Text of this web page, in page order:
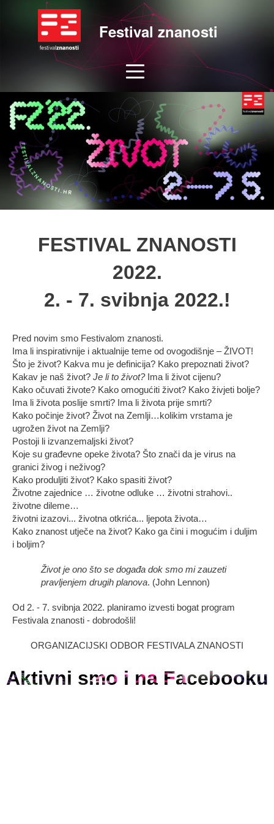
Festival znanosti
FESTIVAL ZNANOSTI
2022.
2. - 7. svibnja 2022.!
Pred novim smo Festivalom znanosti.
Ima li inspirativnije i aktualnije teme od ovogodišnje – ŽIVOT!
Što je život? Kakva mu je definicija? Kako prepoznati život?
Kakav je naš život?Je li to život?Ima li život cijenu?
Kako očuvati živote? Kako omogućiti život? Kako živjeti bolje?
Ima li života poslije smrti? Ima li života prije smrti?
Kako počinje život? Život na Zemlji…kolikim vrstama je
ugrožen život na Zemlji?
Postoji li izvanzemaljski život?
Koje su građevne opeke života? Što znači da je virus na
granici živog i neživog?
Kako produljiti život? Kako spasiti život?
Životne zajednice … životne odluke … životni strahovi..
životne dileme…
životni izazovi... životna otkrića... ljepota života…
Kako znanost utječe na život? Kako ga čini i mogućim i duljim
i boljim?
Život je ono što se događa dok smo mi zauzeti
pravljenjem drugih planova. (John Lennon)
Od 2. - 7. svibnja 2022. planiramo izvesti bogat program
Festivala znanosti - dobrodošli!
ORGANIZACIJSKI ODBOR FESTIVALA ZNANOSTI
Aktivni smo i na Facebooku